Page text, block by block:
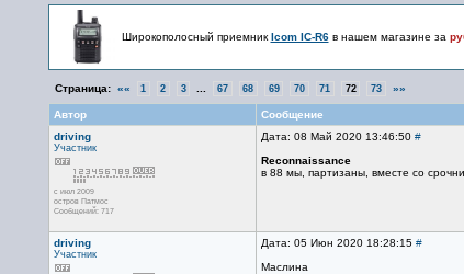
Широкополосный приемник Icom IC-R6в нашем магазине за
Страница: «« 1 2 3 67 68 69 70 71 72 73 »»
Автор
Сообщение
driving
Участник
с июл 2009
остров Патмос
Сообщений: 717
Дата: 08 Май 2020 13:46:50 #
Reconnaissance
в 88 мы, партизаны, вместе со
driving
Участник
Дата: 05 Июн 2020 18:28:15 #
Маслина